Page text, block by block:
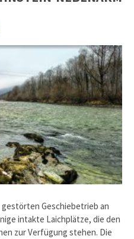
Geschiebetrieb an
intakte Laichplätze, die den
zur Verfügung stehen. Die